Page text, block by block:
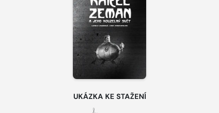
UKÁZKA KE STAŽENÍ